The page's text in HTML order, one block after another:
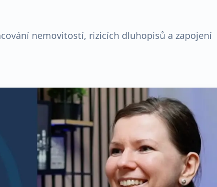
nemovitostí, rizicích dluhopisů a zapojení